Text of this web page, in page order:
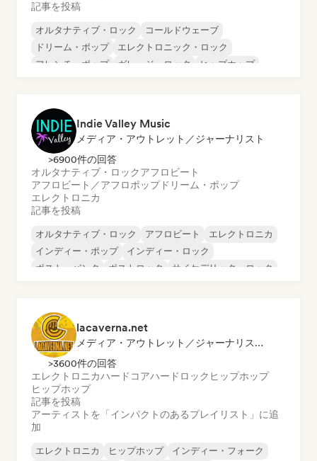
記事を投稿
オルタナティブ・ロック
コールドウェーブ
ドリーム・ポップ
エレクトロニック・ロック
フレンチ・ポップ
ガレージ・ロック
ヒップホップ
Indie Valley Music
メディア・アウトレット／ジャーナリスト
>6900件の回答
オルタナティブ・ロックアフロビート
アフロビート／アフロポップドリーム・ポップ
エレクトロニカ
記事を投稿
オルタナティブ・ロック アフロビート
エレクトロニカ
インディー・ポップ
インディー・ロック
ポスト・パンク
ポストロック サイケデリック・ロック
lacaverna.net
メディア・アウトレット／ジャーナリスト, プレイリスト・キュレーター
>3600件の回答
エレクトロニカハードコアハードロック ヒップホップ
ヒップホップ
記事を投稿
アーティストを「インパクトのあるプレイリスト」に追
加
エレクトロニカ ヒップホップ
インディー・フォーク